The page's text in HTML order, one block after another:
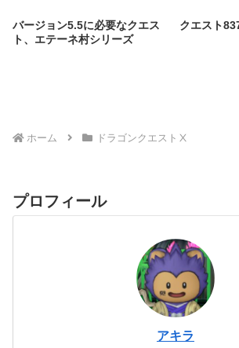
バージョン5.5に必要なクエス
ト、エテーネ村シリーズ
クエスト
ホーム ドラゴンクエストⅩ
プロフィール
アキラ